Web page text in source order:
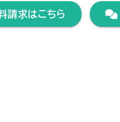
請求はこちら